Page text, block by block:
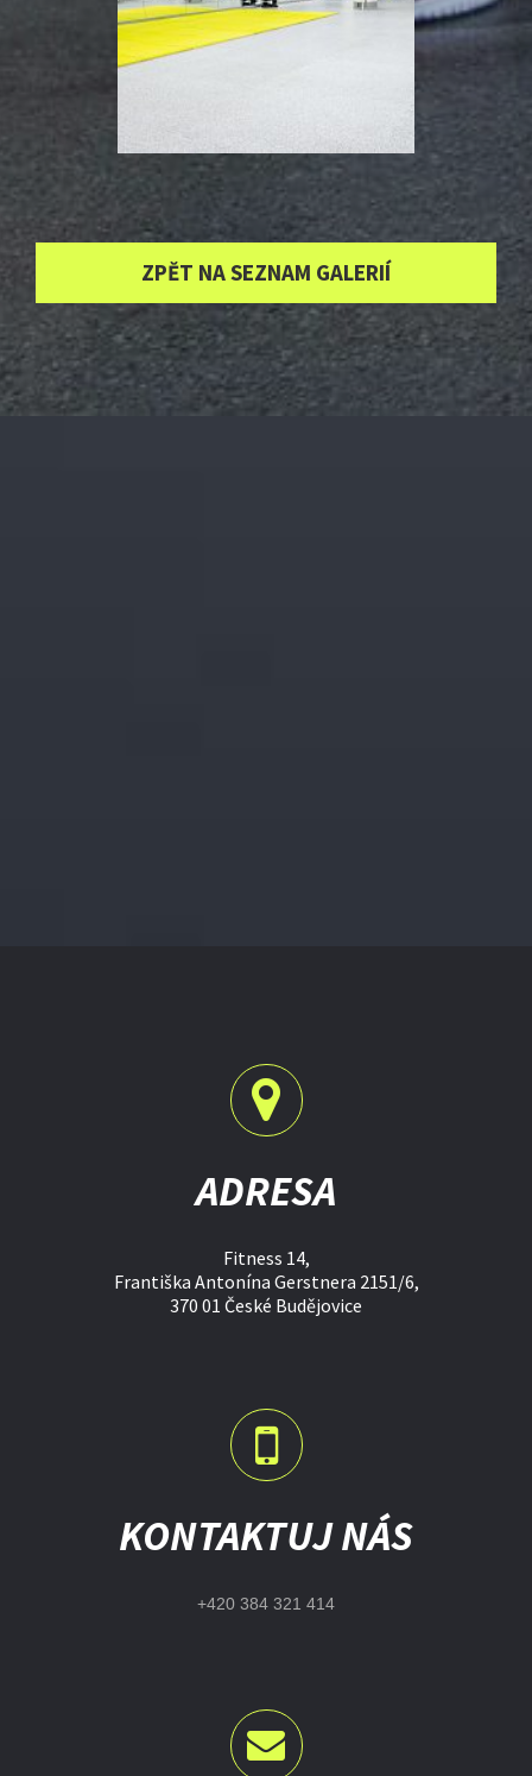
ZPĚT NA SEZNAM GALERIÍ
ADRESA
Fitness 14,
Františka Antonína Gerstnera 2151/6,
370 01 České Budějovice
KONTAKTUJ NÁS
+420 384 321 414